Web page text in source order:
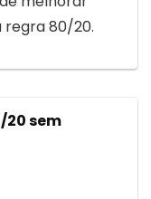
regra 80/20.
20 sem